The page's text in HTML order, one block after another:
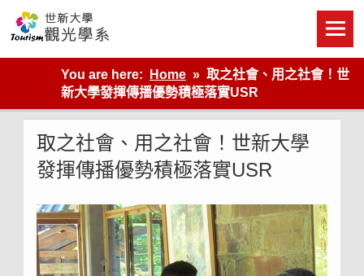
content
世新大學觀光學系網站
You are here:
Home
取之社會、用之社會！世
新大學發揮傳播優勢積極落實USR
取之社會、用之社會！世新大學
發揮傳播優勢積極落實USR